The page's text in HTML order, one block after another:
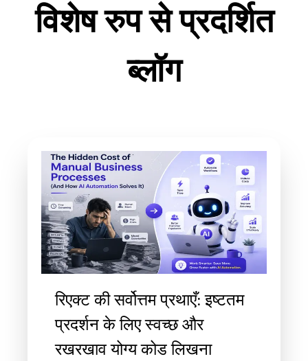
विशेष रुप से प्रदर्शित
ब्लॉग
रिएक्ट की सर्वोत्तम प्रथाएँ: इष्टतम
प्रदर्शन के लिए स्वच्छ और
रखरखाव योग्य कोड लिखना